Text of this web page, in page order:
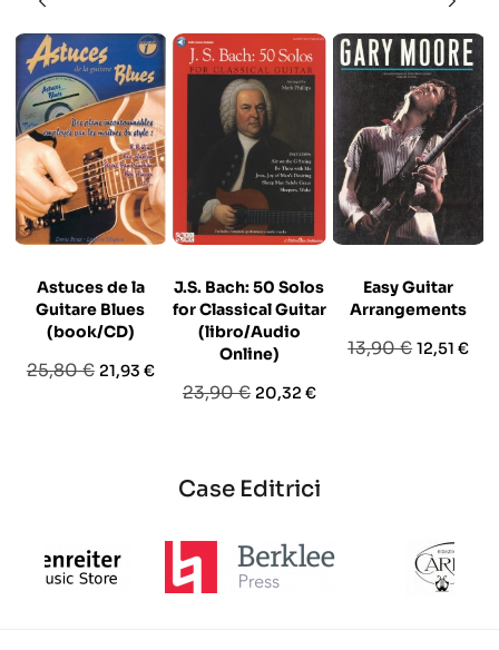
Astuces de la
Guitare Blues
(book/CD)
Prezzo
25,80 € Prezzo
21,93 €
J.S. Bach: 50 Solos
for Classical Guitar
(libro/Audio
Online)
Prezzo
23,90 € Prezzo
20,32 €
Easy Guitar
Arrangements
Prezzo
13,90 € Prezzo
12,51 €
Case Editrici